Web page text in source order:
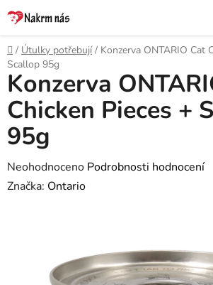
Přejít
na
obsah
Domů
/ Útulky potřebují / Konzerva ONTARIO Cat
Scallop 95g
Konzerva
Chicken Pieces +
95g
Průměrné
hodnocení
Neohodnoceno Podrobnosti hodnocení
Značka: Ontario